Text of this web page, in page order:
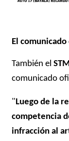
El
También el
comunicado
"Luego de la
competencia
infracción al